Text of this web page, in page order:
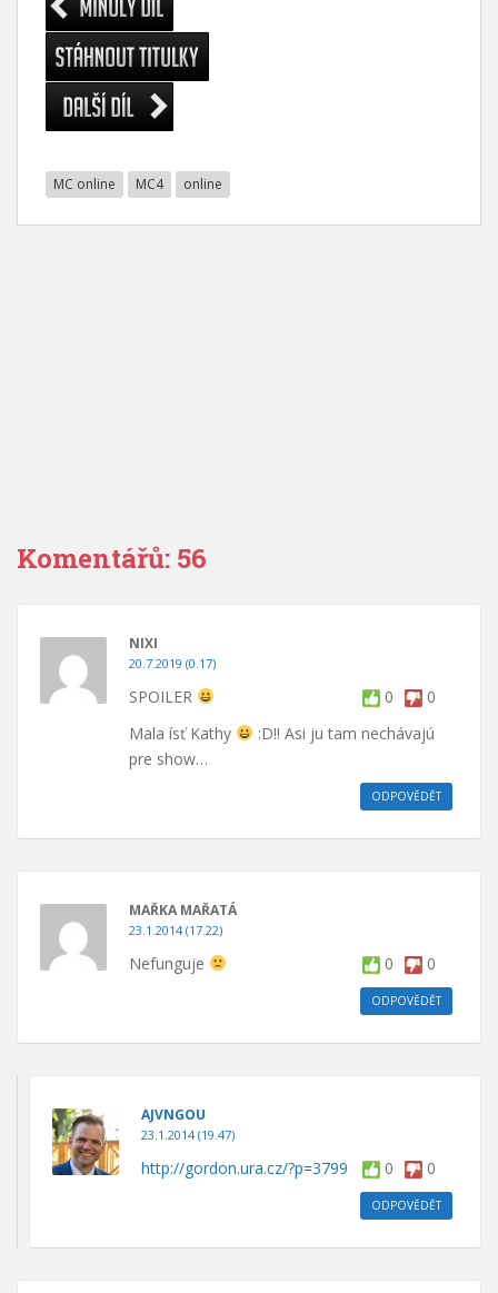
MC online MC4 online
Komentářů: 56
NIXI
20.7.2019 (0.17)
0 0
SPOILER
Mala ísť Kathy
:D!! Asi ju tam nechávajú
pre show…
ODPOVĚDĚT
MAŘKA MAŘATÁ
23.1.2014 (17.22)
0 0
Nefunguje
ODPOVĚDĚT
AJVNGOU
23.1.2014 (19.47)
0 0
http://gordon.ura.cz/?p=3799
ODPOVĚDĚT